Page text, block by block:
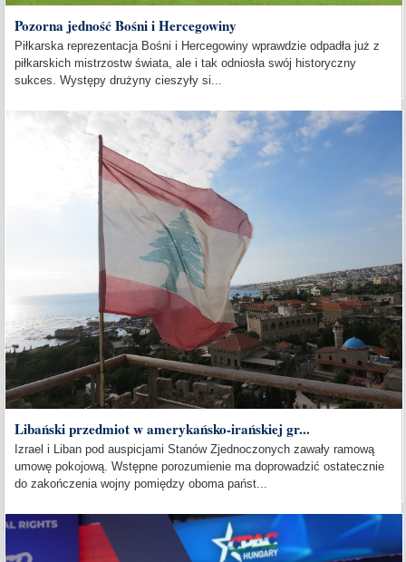
Pozorna jedność Bośni i Hercegowiny
Piłkarska reprezentacja Bośni i Hercegowiny wprawdzie odpadła już z
piłkarskich mistrzostw świata, ale i tak odniosła swój historyczny
sukces. Występy drużyny cieszyły si...
Libański przedmiot w amerykańsko-irańskiej gr...
Izrael i Liban pod auspicjami Stanów Zjednoczonych zawały ramową
umowę pokojową. Wstępne porozumienie ma doprowadzić ostatecznie
do zakończenia wojny pomiędzy oboma państ...